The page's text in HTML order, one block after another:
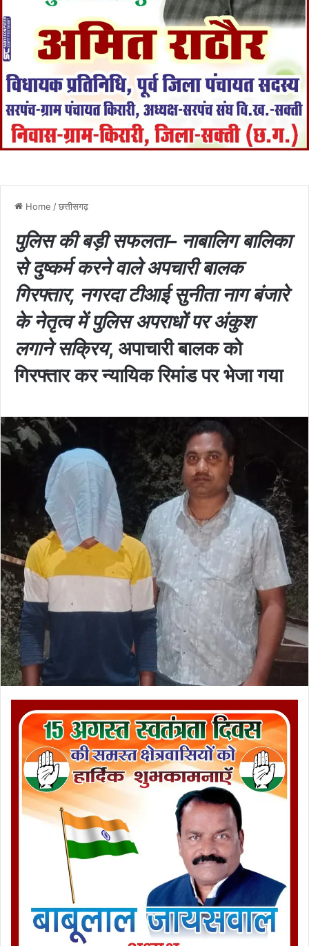
Home /छत्तीसगढ़
पुलिस की बड़ी सफलता– नाबालिग बालिका
से दुष्कर्म करने वाले अपचारी बालक
गिरफ्तार, नगरदा टीआई सुनीता नाग बंजारे
के नेतृत्व में पुलिस अपराधों पर अंकुश
लगाने सक्रिय, अपाचारी बालक को
गिरफ्तार कर न्यायिक रिमांड पर भेजा गया